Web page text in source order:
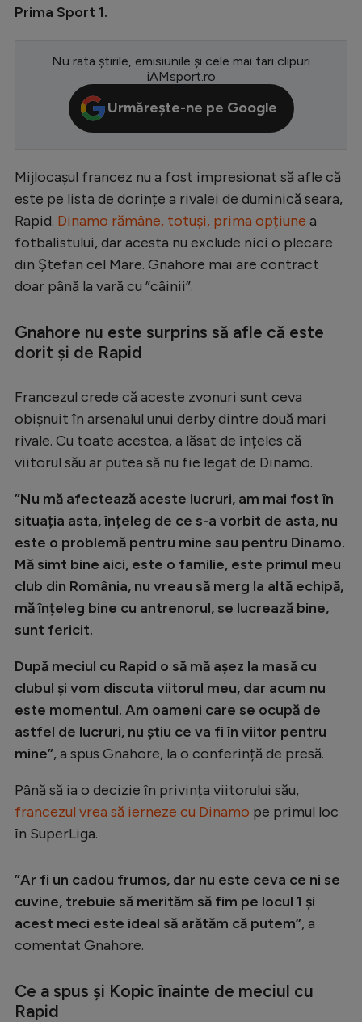
CM 2026
LaLiga
Serie A
Bundesliga
Campionate
Starurile fotbalului
EURO 2024
Stranieri
Tenis
Handbal
Natație
Gimnastică
Auto
Ciclism
JO 2024
JO 2026
Intră în cont
Prima Sport 1.
Nu rata știrile, emisiunile și cele mai tari clipuri
iAMsport.ro
Urmărește-ne pe Google
Mijlocașul francez nu a fost impresionat să afle că
este pe lista de dorințe a rivalei de duminică seara,
Rapid. Dinamo rămâne, totuși, prima opțiune a
fotbalistului, dar acesta nu exclude nici o plecare
din Ștefan cel Mare. Gnahore mai are contract
doar până la vară cu ”câinii”.
Gnahore nu este surprins să afle că este
dorit și de Rapid
Francezul crede că aceste zvonuri sunt ceva
obișnuit în arsenalul unui derby dintre două mari
rivale. Cu toate acestea, a lăsat de înțeles că
viitorul său ar putea să nu fie legat de Dinamo.
”Nu mă afectează aceste lucruri, am mai fost în
situația asta, înțeleg de ce s-a vorbit de asta, nu
este o problemă pentru mine sau pentru Dinamo.
Mă simt bine aici, este o familie, este primul meu
club din România, nu vreau să merg la altă echipă,
mă înțeleg bine cu antrenorul, se lucrează bine,
sunt fericit.
După meciul cu Rapid o să mă așez la masă cu
clubul și vom discuta viitorul meu, dar acum nu
este momentul. Am oameni care se ocupă de
astfel de lucruri, nu știu ce va fi în viitor pentru
mine”, a spus Gnahore, la o conferință de presă.
Până să ia o decizie în privința viitorului său,
francezul vrea să ierneze cu Dinamo pe primul loc
în SuperLiga.
”Ar fi un cadou frumos, dar nu este ceva ce ni se
cuvine, trebuie să merităm să fim pe locul 1 și
acest meci este ideal să arătăm că putem”, a
comentat Gnahore.
Ce a spus și Kopic înainte de meciul cu
Rapid